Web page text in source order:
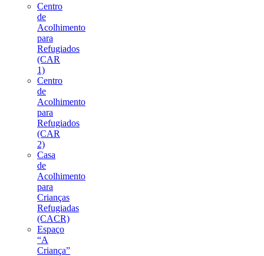
Centro
de
Acolhimento
para
Refugiados
(CAR
1)
Centro
de
Acolhimento
para
Refugiados
(CAR
2)
Casa
de
Acolhimento
para
Crianças
Refugiadas
(CACR)
Espaço
“A
Criança”